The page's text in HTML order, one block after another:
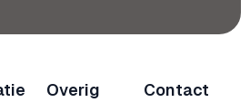
Overig Contact